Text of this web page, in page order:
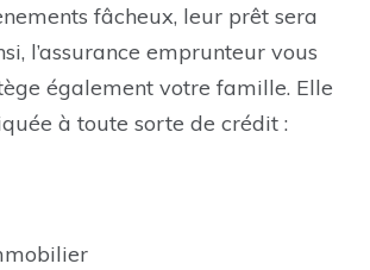
fâcheux, leur prêt sera
l’assurance emprunteur vous
également votre famille. Elle
à toute sorte de crédit :